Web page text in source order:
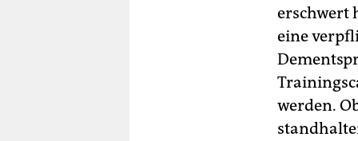
erschwert
eine
werden.